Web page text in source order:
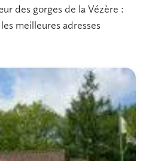
des gorges de la Vézère :
meilleures adresses